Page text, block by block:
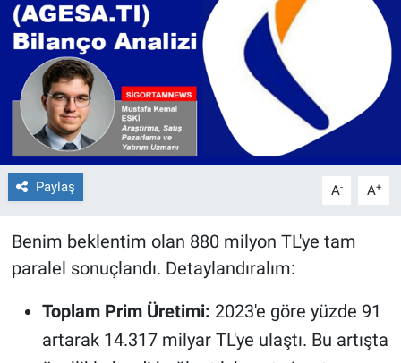
Paylaş A- A+
Benim beklentim olan 880 milyon TL'ye tam
paralel sonuçlandı. Detaylandıralım:
Toplam Prim Üretimi: 2023'e göre yüzde 91
artarak 14.317 milyar TL'ye ulaştı. Bu artışta